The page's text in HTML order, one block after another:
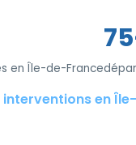
en Île-de-France
en